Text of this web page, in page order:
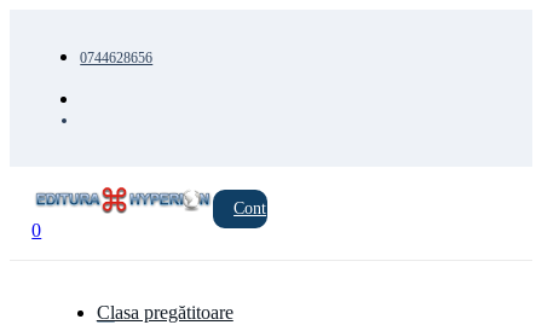
0744628656
Cont
0
Clasa pregătitoare